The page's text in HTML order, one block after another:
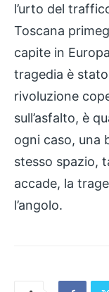
l’urto del
Toscana
capite in
tragedia è
rivoluzione
sull’asfalto, è
ogni caso, una
stesso spazio,
accade, la
l’angolo.